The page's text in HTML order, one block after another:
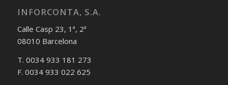
INFORCONTA, S.A.
Calle Casp 23, 1ª, 2ª
08010 Barcelona
T. 0034 933 181 273
F. 0034 933 022 625